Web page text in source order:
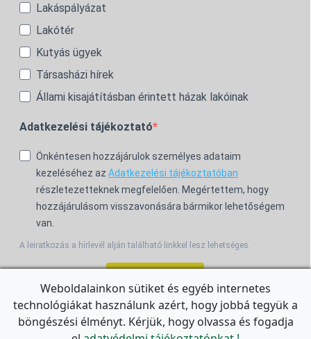
Lakáspályázat
Lakótér
Kutyás ügyek
Társasházi hírek
Állami kisajátításban érintett házak lakóinak
Adatkezelési tájékoztató
Önkéntesen hozzájárulok személyes adataim
kezeléséhez az Adatkezelési tájékoztatóban
részletezetteknek megfelelően. Megértettem, hogy
hozzájárulásom visszavonására bármikor lehetőségem
van.
A leiratkozás a hírlevél alján található linkkel lesz lehetséges.
For the English Newsletter, clickHERE.
Weboldalainkon sütiket és egyéb internetes
technológiákat használunk azért, hogy jobbá tegyük a
böngészési élményt. Kérjük, hogy olvassa és fogadja